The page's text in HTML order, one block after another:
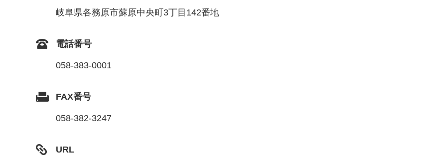
岐阜県各務原市蘇原中央町3丁目142番地
電話番号
058-383-0001
FAX番号
058-382-3247
URL